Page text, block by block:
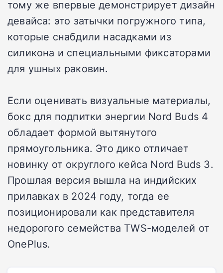
тому же впервые демонстрирует дизайн
девайса: это затычки погружного типа,
которые снабдили насадками из
силикона и специальными фиксаторами
для ушных раковин.
Если оценивать визуальные материалы,
бокс для подпитки энергии Nord Buds 4
обладает формой вытянутого
прямоугольника. Это дико отличает
новинку от округлого кейса Nord Buds 3.
Прошлая версия вышла на индийских
прилавках в 2024 году, тогда ее
позиционировали как представителя
недорогого семейства TWS-моделей от
OnePlus.